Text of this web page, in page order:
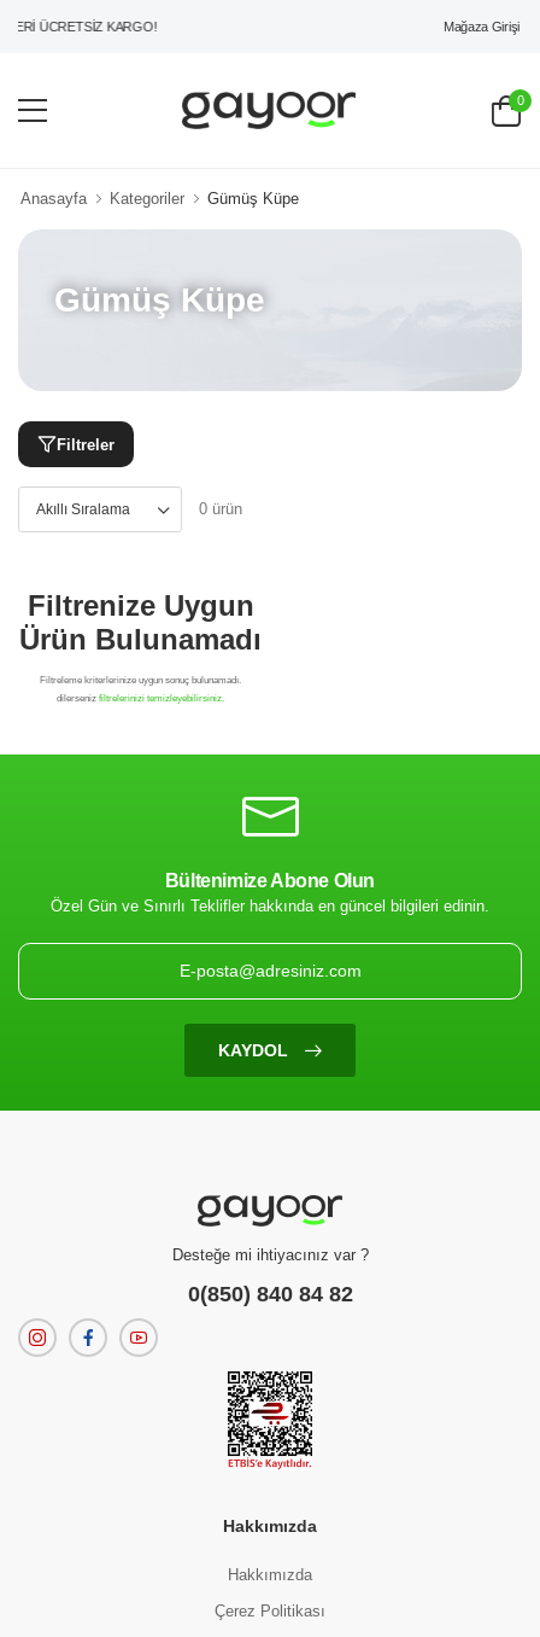
ÜCRETSİZ KARGO! Mağaza Girişi
0
Anasayfa Kategoriler Gümüş Küpe
Gümüş Küpe
Filtreler
0 ürün
Filtrenize Uygun
Ürün Bulunamadı
Bültenimize Abone Olun
Özel Gün ve Sınırlı Teklifler hakkında en güncel bilgileri edinin.
KAYDOL
Desteğe mi ihtiyacınız var ?
0(850) 840 84 82
Hakkımızda
Hakkımızda
Çerez Politikası